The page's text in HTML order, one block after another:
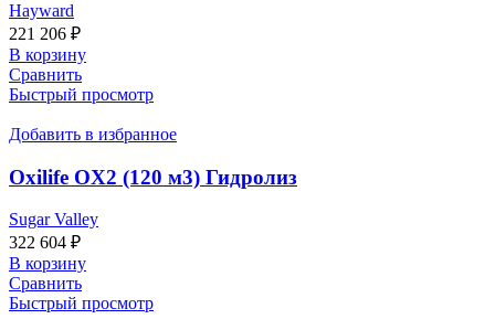
Hayward
221 206 ₽
В корзину
Сравнить
Быстрый просмотр
Добавить в избранное
Oxilife OX2 (120 м3) Гидролиз
Sugar Valley
322 604 ₽
В корзину
Сравнить
Быстрый просмотр